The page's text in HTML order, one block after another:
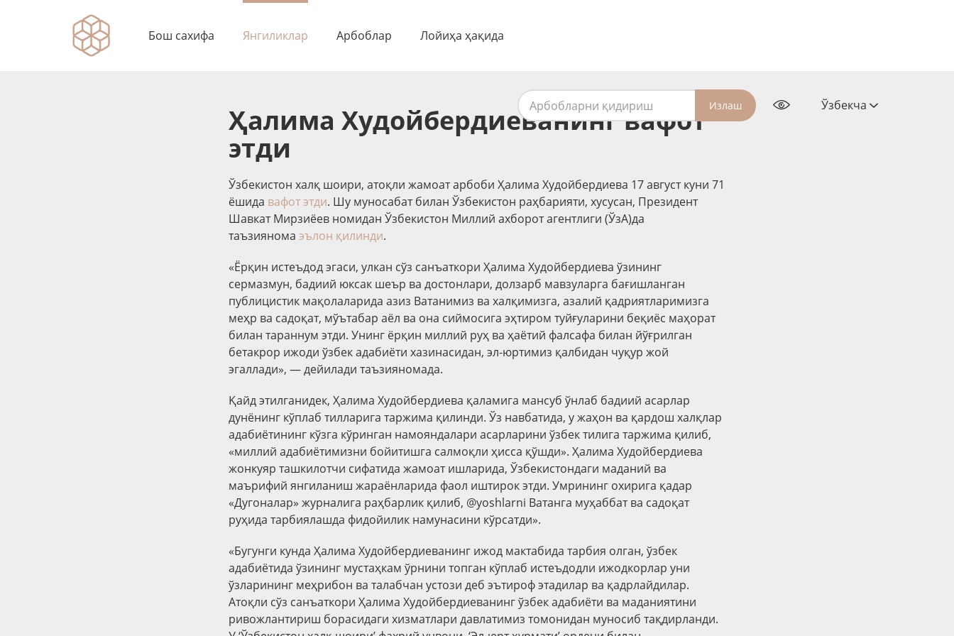
Бош сахифа Янгиликлар Арбоблар Лойиҳа ҳақида
Излаш Ўзбекча
Ҳалима Худойбердиеванинг вафот
этди
Ўзбекистон халқ шоири, атоқли жамоат арбоби Ҳалима Худойбердиева 17 август куни 71
ёшида вафот этди. Шу муносабат билан Ўзбекистон раҳбарияти, хусусан, Президент
Шавкат Мирзиёев номидан Ўзбекистон Миллий ахборот агентлиги (ЎзА)да
таъзиянома эълон қилинди.
«Ёрқин истеъдод эгаси, улкан сўз санъаткори Ҳалима Худойбердиева ўзининг
сермазмун, бадиий юксак шеър ва достонлари, долзарб мавзуларга бағишланган
публицистик мақолаларида азиз Ватанимиз ва халқимизга, азалий қадриятларимизга
меҳр ва садоқат, мўътабар аёл ва она сиймосига эҳтиром туйғуларини беқиёс маҳорат
билан тараннум этди. Унинг ёрқин миллий руҳ ва ҳаётий фалсафа билан йўғрилган
бетакрор ижоди ўзбек адабиёти хазинасидан, эл-юртимиз қалбидан чуқур жой
эгаллади», — дейилади таъзияномада.
Қайд этилганидек, Ҳалима Худойбердиева қаламига мансуб ўнлаб бадиий асарлар
дунёнинг кўплаб тилларига таржима қилинди. Ўз навбатида, у жаҳон ва қардош халқлар
адабиётининг кўзга кўринган намояндалари асарларини ўзбек тилига таржима қилиб,
«миллий адабиётимизни бойитишга салмоқли ҳисса қўшди». Ҳалима Худойбердиева
жонкуяр ташкилотчи сифатида жамоат ишларида, Ўзбекистондаги маданий ва
маърифий янгиланиш жараёнларида фаол иштирок этди. Умрининг охирига қадар
«Дугоналар» журналига раҳбарлик қилиб, @yoshlarni Ватанга муҳаббат ва садоқат
руҳида тарбиялашда фидойилик намунасини кўрсатди».
«Бугунги кунда Ҳалима Худойбердиеванинг ижод мактабида тарбия олган, ўзбек
адабиётида ўзининг мустаҳкам ўрнини топган кўплаб истеъдодли ижодкорлар уни
ўзларининг меҳрибон ва талабчан устози деб эътироф этадилар ва қадрлайдилар.
Атоқли сўз санъаткори Ҳалима Худойбердиеванинг ўзбек адабиёти ва маданиятини
ривожлантириш борасидаги хизматлари давлатимиз томонидан муносиб тақдирланди.